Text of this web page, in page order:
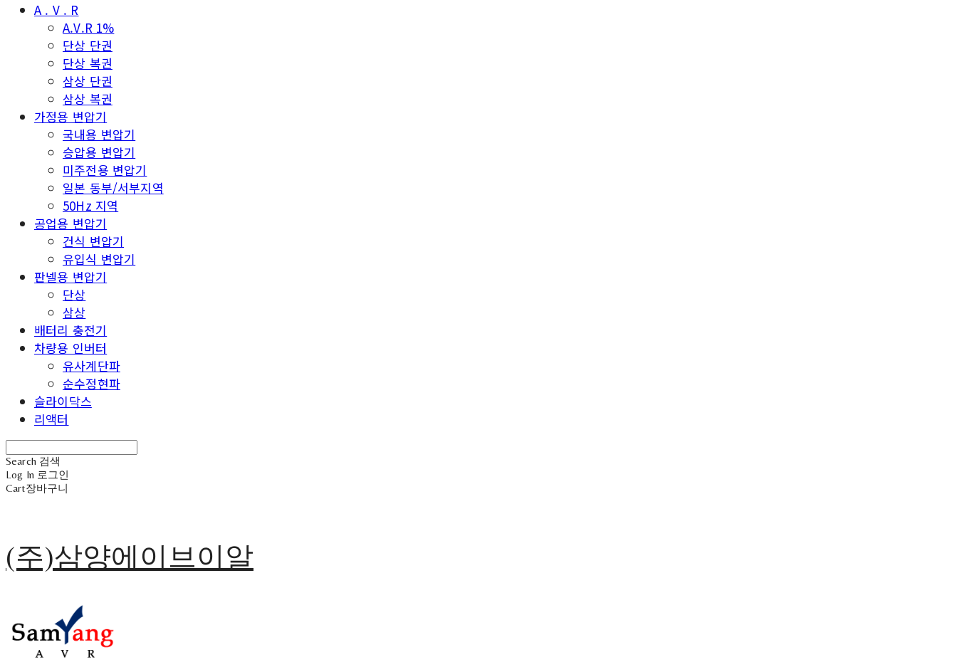
A . V . R
A.V.R 1%
단상 단권
단상 복권
삼상 단권
삼상 복권
가정용 변압기
국내용 변압기
승압용 변압기
미주전용 변압기
일본 동부/서부지역
50Hz 지역
공업용 변압기
건식 변압기
유입식 변압기
판넬용 변압기
단상
삼상
배터리 충전기
차량용 인버터
유사계단파
순수정현파
슬라이닥스
리액터
Search 검색
Log In 로그인
Cart장바구니
(주)삼양에이브이알